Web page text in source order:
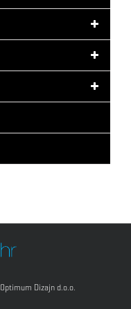
Optimum Dizajn d.o.o.